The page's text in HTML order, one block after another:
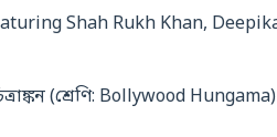
(শ্রেণি: Bollywood Hungama)